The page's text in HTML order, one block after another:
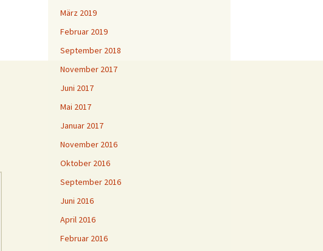
März 2019
Februar 2019
September 2018
November 2017
Juni 2017
Mai 2017
Januar 2017
November 2016
Oktober 2016
September 2016
Juni 2016
April 2016
Februar 2016